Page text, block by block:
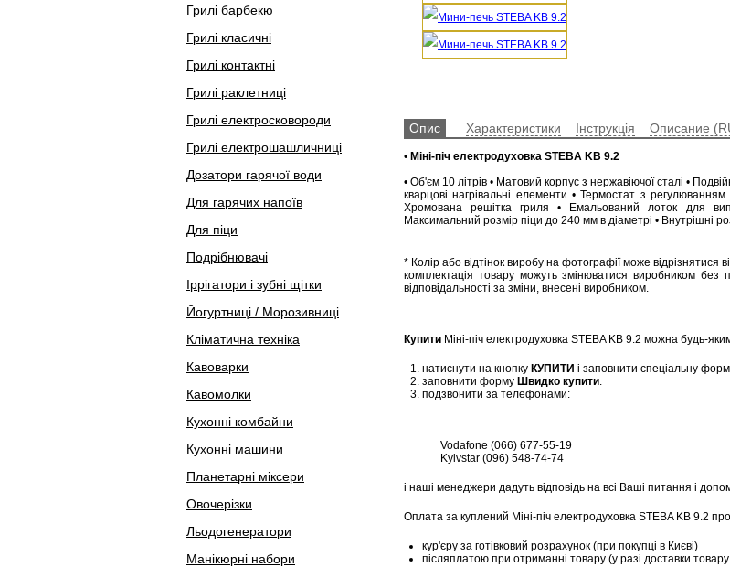
Грилі барбекю
Грилі класичні
Грилі контактні
Грилі раклетниці
Грилі електросковороди
Грилі електрошашличниці
Дозатори гарячої води
Для гарячих напоїв
Для піци
Подрібнювачі
Іррігатори і зубні щітки
Йогуртниці / Морозивниці
Кліматична техніка
Кавоварки
Кавомолки
Кухонні комбайни
Кухонні машини
Планетарні міксери
Овочерізки
Льодогенератори
Манікюрні набори
Опис Характеристики Інструкція Описание
• Міні-піч електродуховка STEBA KB 9.2
• Об'єм 10 літрів • Матовий корпус з нержавіючої сталі •
кварцові нагрівальні елементи • Термостат з
Хромована решітка гриля • Емальований лоток для
Максимальний розмір піци до 240 мм в діаметрі • Внутрішні
* Колір або відтінок виробу на фотографії може відрізнятися
комплектація товару можуть змінюватися виробником без
відповідальності за зміни, внесені виробником.
Купити Міні-піч електродуховка STEBA KB 9.2 можна будь-
натиснути на кнопку КУПИТИ і заповнити спеціальну
заповнити форму Швидко купити.
подзвонити за телефонами:
Vodafone (066) 677-55-19
Kyivstar (096) 548-74-74
і наші менеджери дадуть відповідь на всі Ваші питання і
Оплата за куплений Міні-піч електродуховка STEBA KB 9.2
кур'єру за готівковий розрахунок (при покупці в Києві)
післяплатою при отриманні товару (у разі доставки